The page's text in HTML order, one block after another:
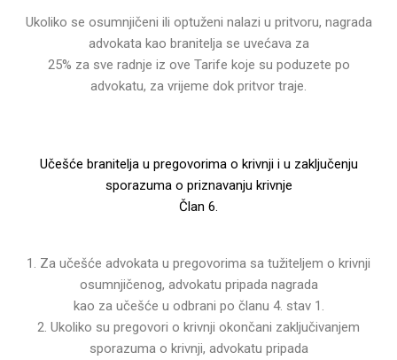
Ukoliko se osumnjičeni ili optuženi nalazi u pritvoru, nagrada
advokata kao branitelja se uvećava za
25% za sve radnje iz ove Tarife koje su poduzete po
advokatu, za vrijeme dok pritvor traje.
Učešće branitelja u pregovorima o krivnji i u zaključenju
sporazuma o priznavanju krivnje
Član 6.
1. Za učešće advokata u pregovorima sa tužiteljem o krivnji
osumnjičenog, advokatu pripada nagrada
kao za učešće u odbrani po članu 4. stav 1.
2. Ukoliko su pregovori o krivnji okončani zaključivanjem
sporazuma o krivnji, advokatu pripada